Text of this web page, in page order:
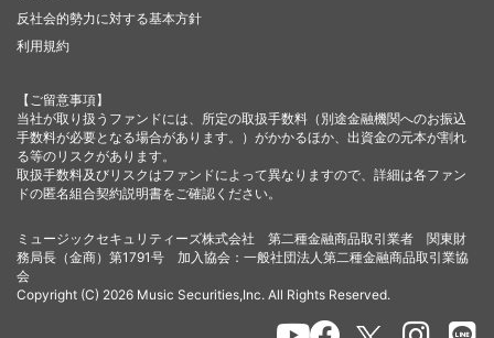
反社会的勢力に対する基本方針
利用規約
【ご留意事項】
当社が取り扱うファンドには、所定の取扱手数料（別途金融機関へのお振込
手数料が必要となる場合があります。）がかかるほか、出資金の元本が割れ
る等のリスクがあります。
取扱手数料及びリスクはファンドによって異なりますので、詳細は各ファン
ドの匿名組合契約説明書をご確認ください。
ミュージックセキュリティーズ株式会社 第二種金融商品取引業者 関東財
務局長（金商）第1791号 加入協会：一般社団法人第二種金融商品取引業協
会
Copyright (C) 2026 Music Securities,Inc. All Rights Reserved.